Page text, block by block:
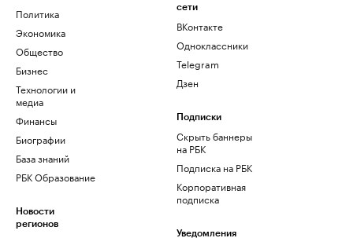
Политика
Экономика
Общество
Бизнес
Технологии и
медиа
Финансы
Биографии
База знаний
РБК Образование
Новости
регионов
сети
ВКонтакте
Одноклассники
Telegram
Дзен
Подписки
Скрыть баннеры
на РБК
Подписка на РБК
Корпоративная
подписка
Уведомления